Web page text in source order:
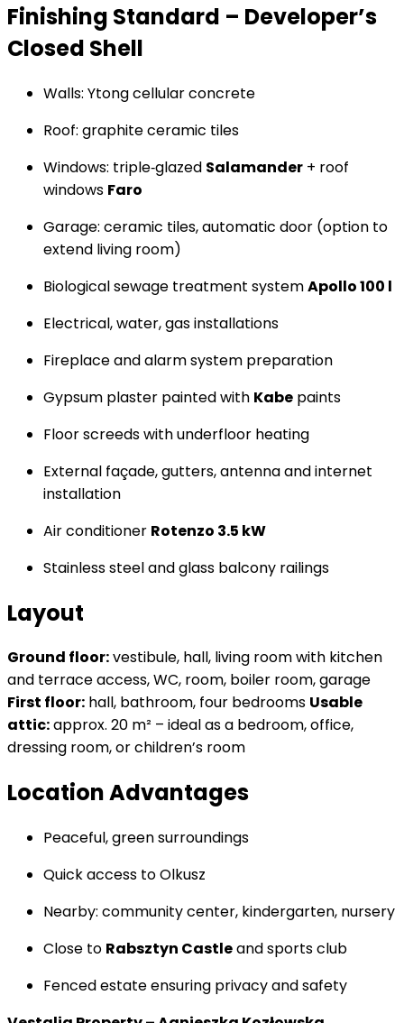
Finishing Standard – Developer’s
Closed Shell
Walls: Ytong cellular concrete
Roof: graphite ceramic tiles
Windows: triple‑glazed Salamander + roof
windows Faro
Garage: ceramic tiles, automatic door (option to
extend living room)
Biological sewage treatment systemApollo 100 l
Electrical, water, gas installations
Fireplace and alarm system preparation
Gypsum plaster painted with Kabe paints
Floor screeds with underfloor heating
External façade, gutters, antenna and internet
installation
Air conditioner Rotenzo 3.5 kW
Stainless steel and glass balcony railings
Layout
Ground floor:vestibule, hall, living room with kitchen
and terrace access, WC, room, boiler room, garage
First floor: hall, bathroom, four bedrooms Usable
attic:approx. 20 m² – ideal as a bedroom, office,
dressing room, or children’s room
Location Advantages
Peaceful, green surroundings
Quick access to Olkusz
Nearby: community center, kindergarten, nursery
Close to Rabsztyn Castleand sports club
Fenced estate ensuring privacy and safety